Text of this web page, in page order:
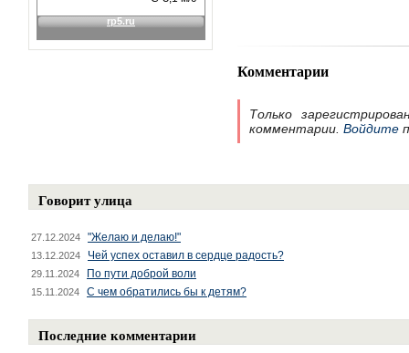
Комментарии
Только
комментарии. Войдите
Говорит улица
27.12.2024 "Желаю и делаю!"
13.12.2024 Чей успех оставил в сердце радость?
29.11.2024 По пути доброй воли
15.11.2024 С чем обратились бы к детям?
Последние комментарии